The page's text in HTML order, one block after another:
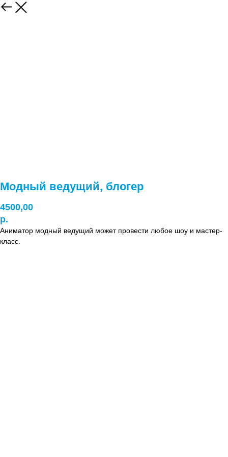
Модный ведущий, блогер
4500,00
р.
Аниматор модный ведущий может провести любое шоу и мастер-
класс.